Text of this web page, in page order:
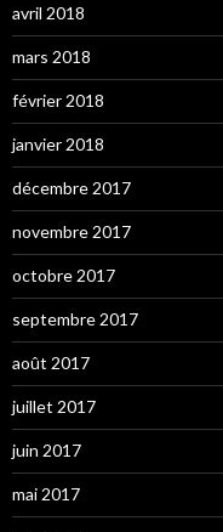
avril 2018
mars 2018
février 2018
janvier 2018
décembre 2017
novembre 2017
octobre 2017
septembre 2017
août 2017
juillet 2017
juin 2017
mai 2017